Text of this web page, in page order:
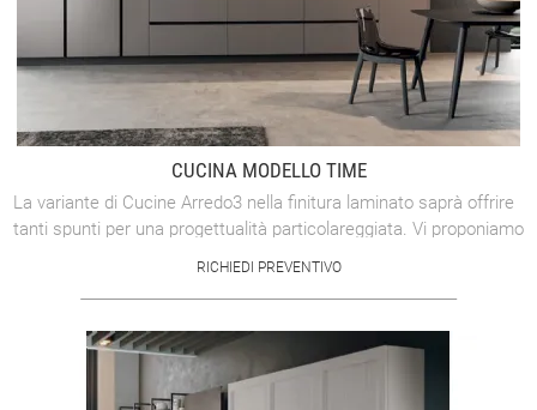
CUCINA MODELLO TIME
La variante di Cucine Arredo3 nella finitura laminato saprà offrire
tanti spunti per una progettualità particolareggiata. Vi proponiamo
RICHIEDI PREVENTIVO